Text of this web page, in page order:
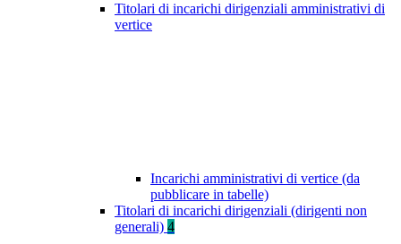
Titolari di incarichi dirigenziali amministrativi di
vertice
Incarichi amministrativi di vertice (da
pubblicare in tabelle)
Titolari di incarichi dirigenziali (dirigenti non
generali) 4